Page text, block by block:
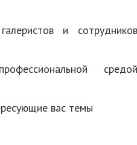
и сотрудников
средой
вас темы